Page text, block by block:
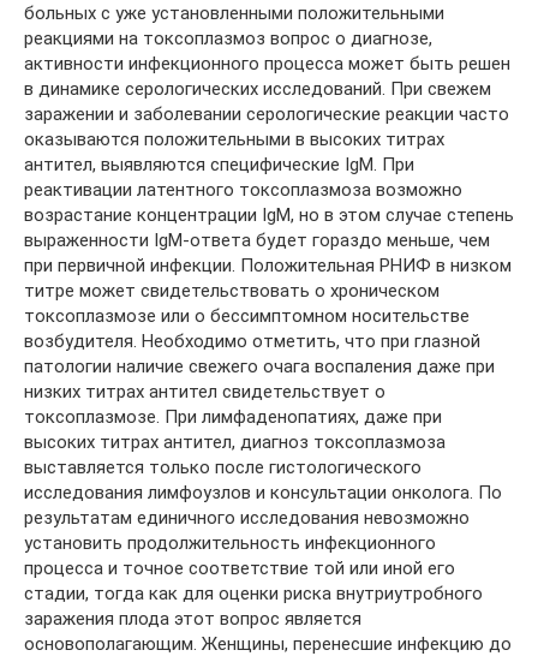
больных с уже установленными положительными
реакциями на токсоплазмоз вопрос о диагнозе,
активности инфекционного процесса может быть решен
в динамике серологических исследований. При свежем
заражении и заболевании серологические реакции часто
оказываются положительными в высоких титрах
антител, выявляются специфические IgM. При
реактивации латентного токсоплазмоза возможно
возрастание концентрации IgM, но в этом случае степень
выраженности IgM-ответа будет гораздо меньше, чем
при первичной инфекции. Положительная РНИФ в низком
титре может свидетельствовать о хроническом
токсоплазмозе или о бессимптомном носительстве
возбудителя. Необходимо отметить, что при глазной
патологии наличие свежего очага воспаления даже при
низких титрах антител свидетельствует о
токсоплазмозе. При лимфаденопатиях, даже при
высоких титрах антител, диагноз токсоплазмоза
выставляется только после гистологического
исследования лимфоузлов и консультации онколога. По
результатам единичного исследования невозможно
установить продолжительность инфекционного
процесса и точное соответствие той или иной его
стадии, тогда как для оценки риска внутриутробного
заражения плода этот вопрос является
основополагающим. Женщины, перенесшие инфекцию до